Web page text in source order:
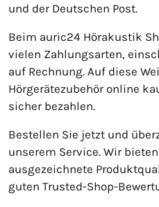
und der Deutschen Post.
Beim auric24 Hörakustik
vielen Zahlungsarten,
auf Rechnung. Auf diese
Hörgerätezubehör online
sicher bezahlen.
Bestellen Sie jetzt und
unserem Service. Wir
ausgezeichnete
guten Trusted-Shop-